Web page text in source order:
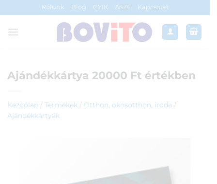
to
content
Rólunk Blog GYIK ÁSZF Kapcsolat
Ajándékkártya 20000 Ft értékben
Kezdőlap / Termékek / Otthon, okosotthon, iroda /
Ajándékkártyák